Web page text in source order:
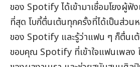
ของ Spotify ได้เข้ามาเชื่อมโยงผู้ฟั
ที่สุด โบกี้ตื่นเต้นทุกครั้งที่ได้เป็นส่ว
ของ Spotify และรู้ว่าแฟน ๆ ก็ตื่นเ
ขอบคุณ Spotify ที่เข้าใจแฟนเพลง